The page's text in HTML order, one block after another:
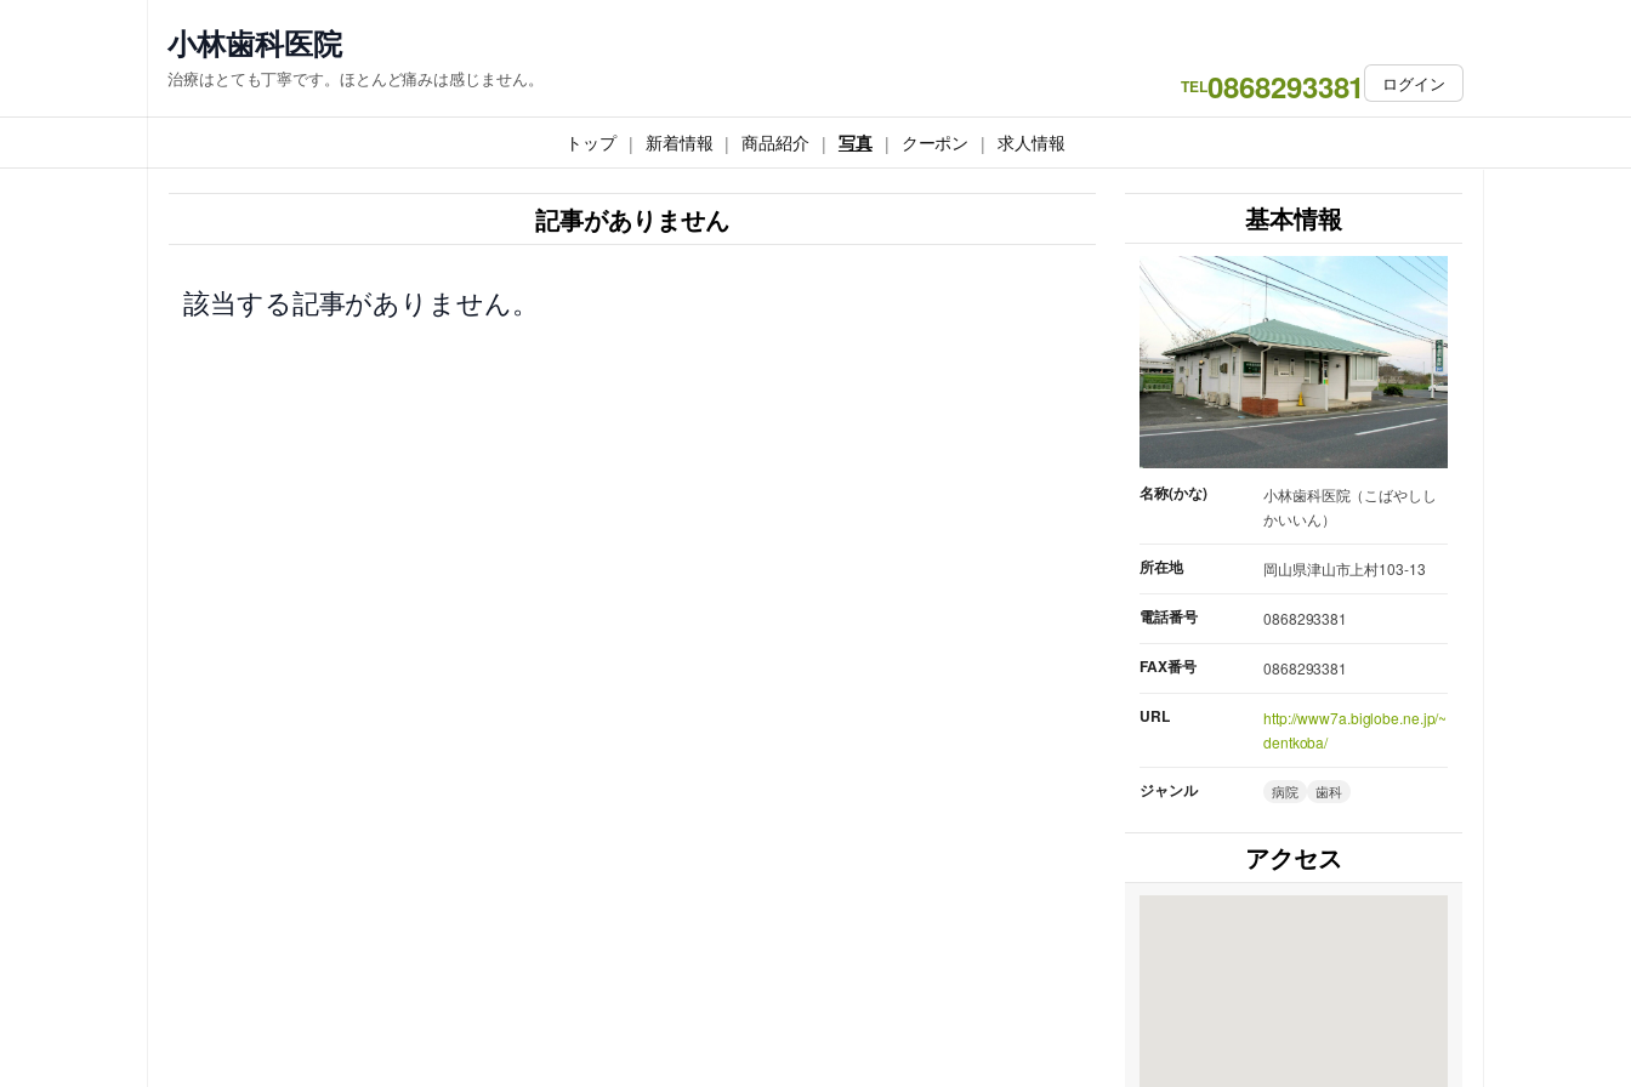
ス
キ
小林歯科医院
治療はとても丁寧です。ほとんど痛みは感じません。 TEL0868293381 ログイン
トップ 新着情報 商品紹介 写真 クーポン 求人情報
記事がありません
該当する記事がありません。
基本情報
名称(かな)
小林歯科医院（こばやしし
かいいん）
所在地 岡山県津山市上村103-13
電話番号 0868293381
FAX番号 0868293381
URL
http://www7a.biglobe.ne.jp/~
dentkoba/
ジャンル 病院 歯科
アクセス